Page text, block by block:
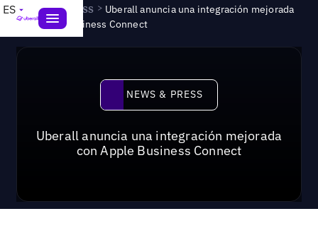
ES News & Press > Uberall anuncia una integración mejorada
con Apple Business Connect
News & Press
NEWS & PRESS
Uberall anuncia una integración mejorada
con Apple Business Connect